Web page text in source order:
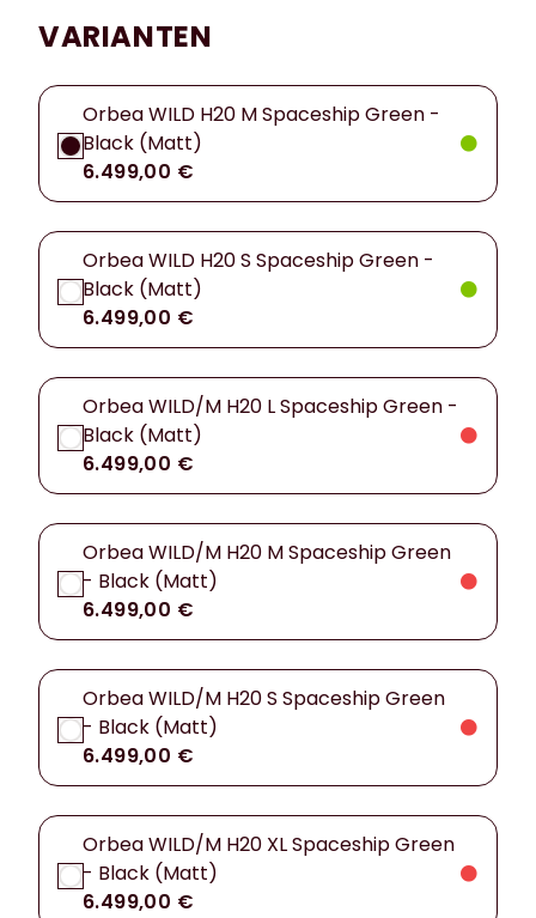
VARIANTEN
Orbea WILD H20 M Spaceship Green -
Black (Matt)
6.499,00 €
Orbea WILD H20 S Spaceship Green -
Black (Matt)
6.499,00 €
Orbea WILD/M H20 L Spaceship Green -
Black (Matt)
6.499,00 €
Orbea WILD/M H20 M Spaceship Green
- Black (Matt)
6.499,00 €
Orbea WILD/M H20 S Spaceship Green
- Black (Matt)
6.499,00 €
Orbea WILD/M H20 XL Spaceship Green
- Black (Matt)
6.499,00 €